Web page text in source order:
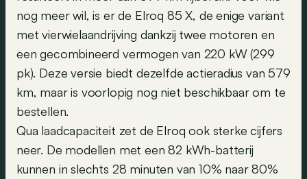
nog meer wil, is er de Elroq 85 X, de enige variant
met vierwielaandrijving dankzij twee motoren en
een gecombineerd vermogen van 220 kW (299
pk). Deze versie biedt dezelfde actieradius van 579
km, maar is voorlopig nog niet beschikbaar om te
bestellen.
Qua laadcapaciteit zet de Elroq ook sterke cijfers
neer. De modellen met een 82 kWh-batterij
kunnen in slechts 28 minuten van 10% naar 80%